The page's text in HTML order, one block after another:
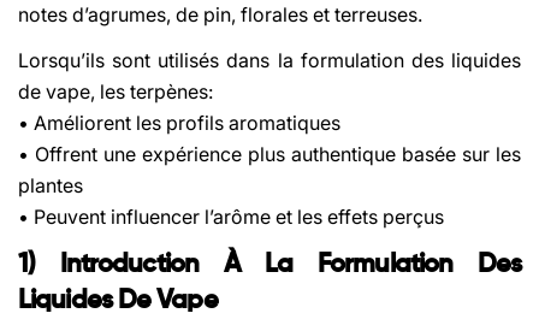
notes d’agrumes, de pin, florales et terreuses.
Lorsqu’ils sont utilisés dans la formulation des liquides
de vape, les terpènes:
• Améliorent les profils aromatiques
• Offrent une expérience plus authentique basée sur les
plantes
• Peuvent influencer l’arôme et les effets perçus
1) Introduction À La Formulation Des
Liquides De Vape